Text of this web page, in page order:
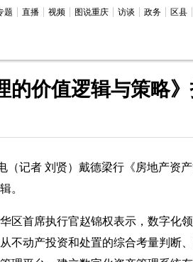
题 直播 视频 图说重庆 访谈 政务 区县
的价值逻辑与策略
记者 刘贤）戴德梁行《房地产资
。
首席执行官赵锦权表示，数字化
不动产投资和处置的综合考量判断